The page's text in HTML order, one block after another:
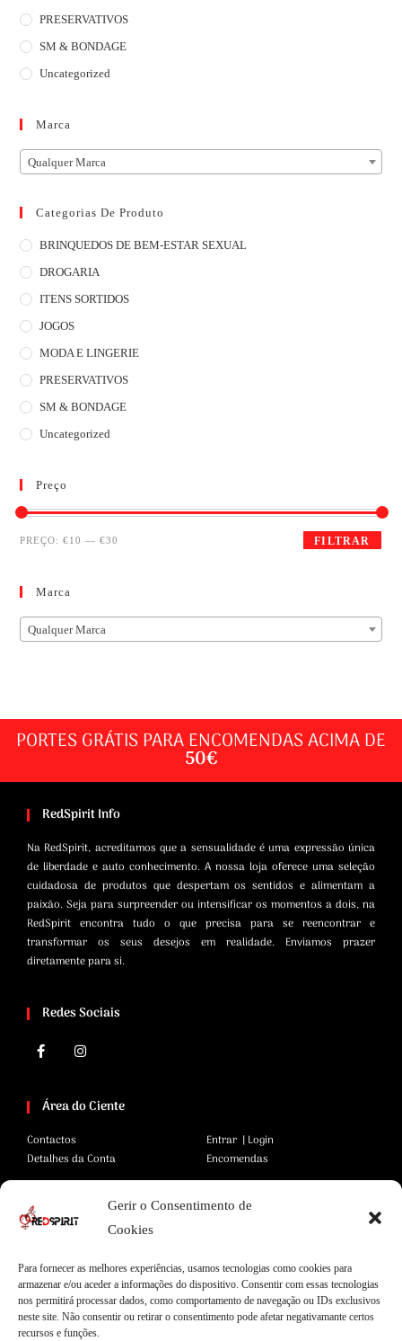
Gerir o Consentimento de
Cookies
Para fornecer as melhores experiências, usamos tecnologias como cookies para
armazenar e/ou aceder a informações do dispositivo. Consentir com essas tecnologias
nos permitirá processar dados, como comportamento de navegação ou IDs exclusivos
neste site. Não consentir ou retirar o consentimento pode afetar negativamante certos
recursos e funções.
PRESERVATIVOS
SM & BONDAGE
Uncategorized
Marca
Qualquer Marca
Categorias De Produto
BRINQUEDOS DE BEM-ESTAR SEXUAL
DROGARIA
ITENS SORTIDOS
JOGOS
MODA E LINGERIE
PRESERVATIVOS
SM & BONDAGE
Uncategorized
Preço
FILTRAR
PREÇO:€10 —€30
Marca
Qualquer Marca
PORTES GRÁTIS PARA ENCOMENDAS ACIMA DE
50€
RedSpirit Info
Na RedSpirit, acreditamos que a sensualidade é uma expressão única
de liberdade e auto conhecimento. A nossa loja oferece uma seleção
cuidadosa de produtos que despertam os sentidos e alimentam a
paixão. Seja para surpreender ou intensificar os momentos a dois, na
RedSpirit encontra tudo o que precisa para se reencontrar e
transformar os seus desejos em realidade. Enviamos prazer
diretamente para si.
Redes Sociais
Área do Ciente
Contactos
Detalhes da Conta
Entrar | Login
Encomendas
Área Legal
Termos e Condições
Privacidade
Cookies
Pagamentos Seguros
Envios Seguros
Livro de Reclamações